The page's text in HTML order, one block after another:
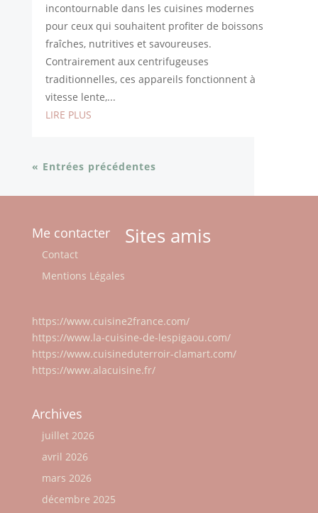
incontournable dans les cuisines modernes
pour ceux qui souhaitent profiter de boissons
fraîches, nutritives et savoureuses.
Contrairement aux centrifugeuses
traditionnelles, ces appareils fonctionnent à
vitesse lente,...
LIRE PLUS
« Entrées précédentes
Me contacter
Contact
Mentions Légales
Sites amis
https://www.cuisine2france.com/
https://www.la-cuisine-de-lespigaou.com/
https://www.cuisineduterroir-clamart.com/
https://www.alacuisine.fr/
Archives
juillet 2026
avril 2026
mars 2026
décembre 2025